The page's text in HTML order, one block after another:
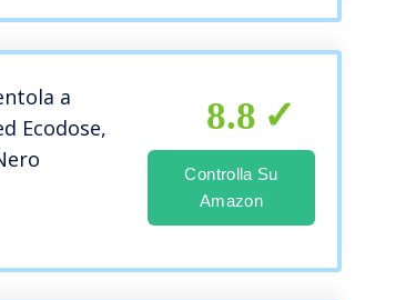
a
Ecodose,
8.8
Controlla Su
Amazon